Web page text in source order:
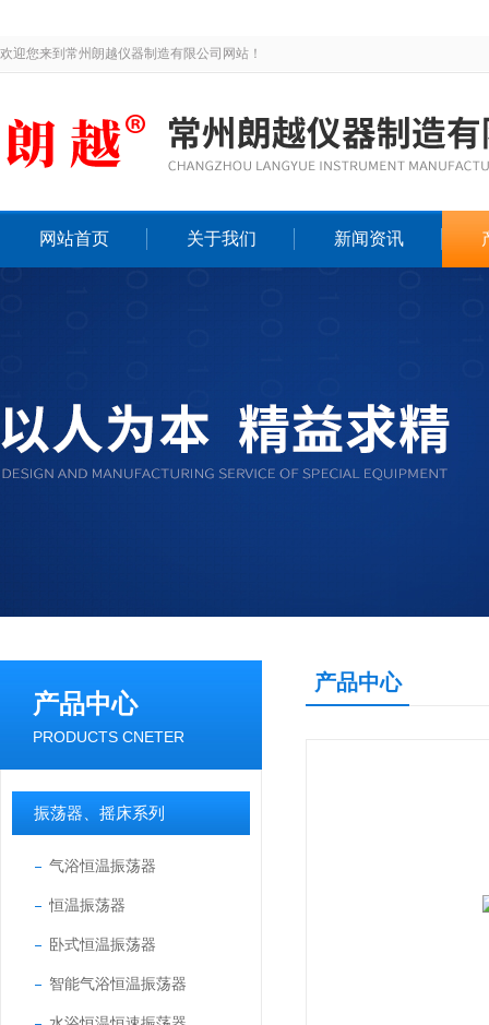
欢迎您来到常州朗越仪器制造有限公司网站！
网站首页 关于我们 新闻资讯
产品中心
PRODUCTS CNETER
振荡器、摇床系列
气浴恒温振荡器
恒温振荡器
卧式恒温振荡器
智能气浴恒温振荡器
产品中心